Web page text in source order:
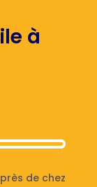
à
de chez